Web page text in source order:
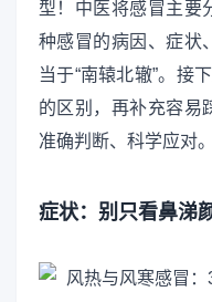
型！中医将感冒主要
种感冒的病因、症状
当于“南辕北辙”。接
的区别，再补充容易
准确判断、科学应对。
症状：别只看鼻涕